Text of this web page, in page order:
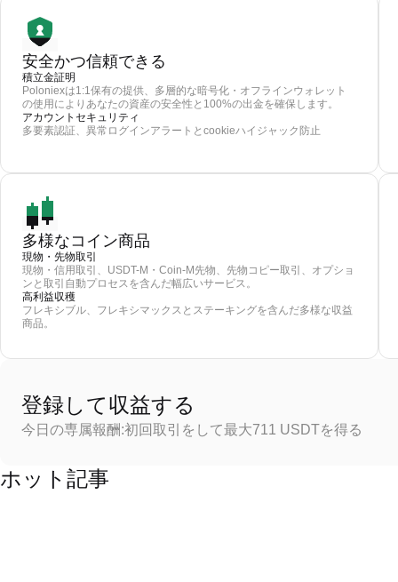
安全かつ信頼できる
積立金証明
Poloniexは1:1保有の提供、多層的な暗号化・オフラインウォレット
の使用によりあなたの資産の安全性と100%の出金を確保します。
アカウントセキュリティ
多要素認証、異常ログインアラートとcookieハイジャック防止
多様なコイン商品
現物・先物取引
現物・信用取引、USDT-M・Coin-M先物、先物コピー取引、オプショ
ンと取引自動プロセスを含んだ幅広いサービス。
高利益収穫
フレキシブル、フレキシマックスとステーキングを含んだ多様な収益
商品。
登録して収益する
今日の専属報酬:初回取引をして最大711 USDTを得る
ホット記事